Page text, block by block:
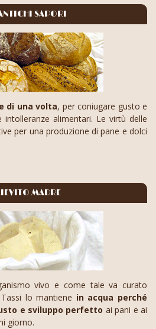
SAPORI
di una volta, per coniugare gusto e
alimentari. Le virtù delle
per una produzione di pane e dolci
MADRE
vivo e come tale va curato
lo mantiene in acqua perché
e sviluppo perfetto ai pani e ai
giorno.